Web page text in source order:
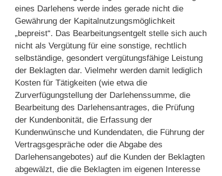
eines Darlehens werde indes gerade nicht die
Gewährung der Kapitalnutzungsmöglichkeit
„bepreist“. Das Bearbeitungsentgelt stelle sich auch
nicht als Vergütung für eine sonstige, rechtlich
selbständige, gesondert vergütungsfähige Leistung
der Beklagten dar. Vielmehr werden damit lediglich
Kosten für Tätigkeiten (wie etwa die
Zurverfügungstellung der Darlehenssumme, die
Bearbeitung des Darlehensantrages, die Prüfung
der Kundenbonität, die Erfassung der
Kundenwünsche und Kundendaten, die Führung der
Vertragsgespräche oder die Abgabe des
Darlehensangebotes) auf die Kunden der Beklagten
abgewälzt, die die Beklagten im eigenen Interesse